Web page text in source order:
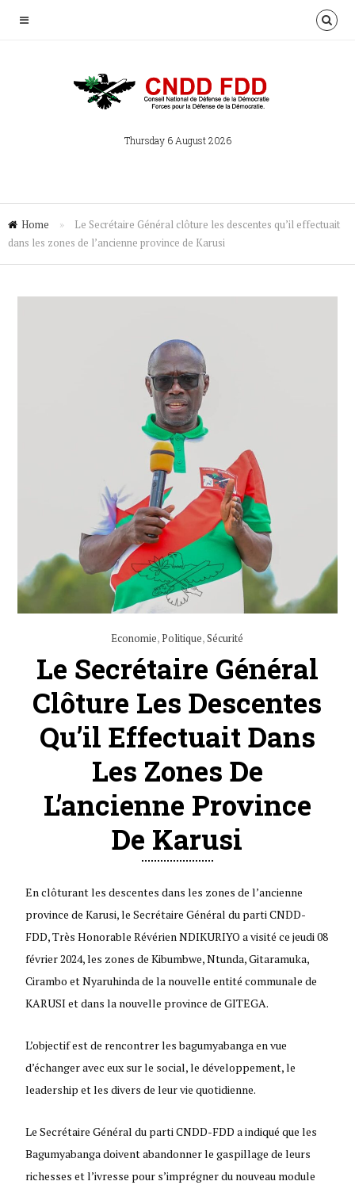
Thursday 6 August 2026
Home »
Le Secrétaire Général clôture les descentes qu’il effectuait
dans les zones de l’ancienne province de Karusi
Economie,Politique,Sécurité
Le Secrétaire Général
Clôture Les Descentes
Qu’il Effectuait Dans
Les Zones De
L’ancienne Province
De Karusi
En clôturant les descentes dans les zones de l’ancienne
province de Karusi, le Secrétaire Général du parti CNDD-
FDD, Très Honorable Révérien NDIKURIYO a visité ce jeudi 08
février 2024, les zones de Kibumbwe, Ntunda, Gitaramuka,
Cirambo et Nyaruhinda de la nouvelle entité communale de
KARUSI et dans la nouvelle province de GITEGA.
L’objectif est de rencontrer les bagumyabanga en vue
d’échanger avec eux sur le social, le développement, le
leadership et les divers de leur vie quotidienne.
Le Secrétaire Général du parti CNDD-FDD a indiqué que les
Bagumyabanga doivent abandonner le gaspillage de leurs
richesses et l’ivresse pour s’imprégner du nouveau module